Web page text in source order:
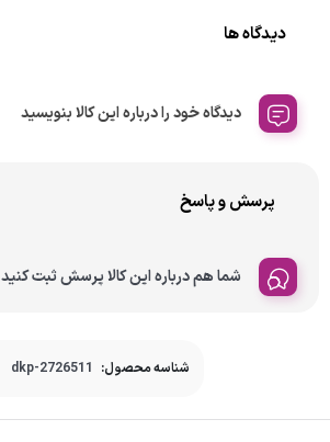
دیدگاه ها
دیدگاه خود را درباره این کالا بنویسید
پرسش و پاسخ
شما هم درباره این کالا پرسش ثبت کنید
شناسه محصول: dkp-2726511